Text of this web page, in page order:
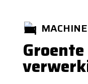
MACHINE